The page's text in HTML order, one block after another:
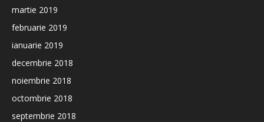
martie 2019
februarie 2019
ianuarie 2019
decembrie 2018
noiembrie 2018
octombrie 2018
septembrie 2018